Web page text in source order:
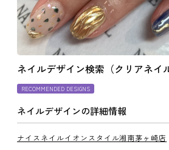
よくあるご質問
ご利用の流れ
取り扱いカラー
ネイル用語
ネイルデザイン検索（クリアネイル
RECOMMENDED DESIGNS
ネイルデザインの詳細情報
ナイスネイルイオンスタイル湘南茅ヶ崎店